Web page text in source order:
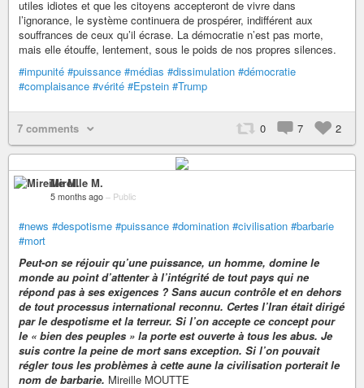
utiles idiotes et que les citoyens accepteront de vivre dans
l’ignorance, le système continuera de prospérer, indifférent aux
souffrances de ceux qu’il écrase. La démocratie n’est pas morte,
mais elle étouffe, lentement, sous le poids de nos propres silences.
#impunité #puissance #médias #dissimulation #démocratie
#complaisance #vérité #Epstein #Trump
7 comments 0 7 2
Mireille M.
5 months ago – Public
#news #despotisme #puissance #domination #civilisation #barbarie
#mort
Peut-on se réjouir qu’une puissance, un homme, domine le
monde au point d’attenter à l’intégrité de tout pays qui ne
répond pas à ses exigences ? Sans aucun contrôle et en dehors
de tout processus international reconnu. Certes l’Iran était dirigé
par le despotisme et la terreur. Si l’on accepte ce concept pour
le « bien des peuples » la porte est ouverte à tous les abus. Je
suis contre la peine de mort sans exception. Si l’on pouvait
régler tous les problèmes à cette aune la civilisation porterait le
nom de barbarie. Mireille MOUTTE